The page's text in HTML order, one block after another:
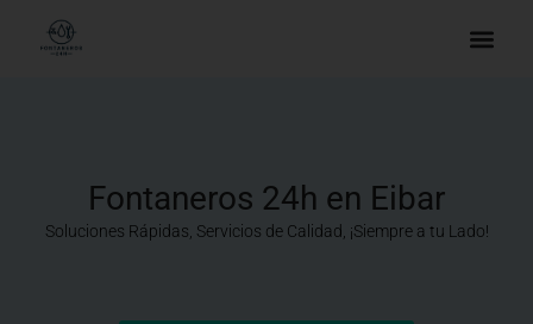
Fontaneros 24h en Eibar
Soluciones Rápidas, Servicios de Calidad, ¡Siempre a tu Lado!